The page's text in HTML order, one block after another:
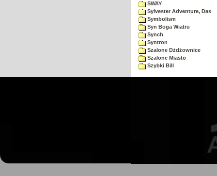
SWAY
Sylvester Adventure, Das
Symbolism
Syn Boga Wiatru
Synch
Syntron
Szalone Dżdżownice
Szalone Miasto
Szybki Bill